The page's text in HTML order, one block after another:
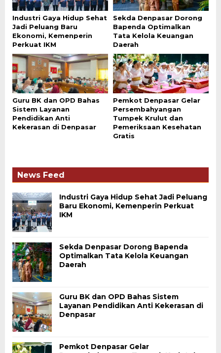
Industri Gaya Hidup Sehat
Jadi Peluang Baru
Ekonomi, Kemenperin
Perkuat IKM
Sekda Denpasar Dorong
Bapenda Optimalkan
Tata Kelola Keuangan
Daerah
Guru BK dan OPD Bahas
Sistem Layanan
Pendidikan Anti
Kekerasan di Denpasar
Pemkot Denpasar Gelar
Persembahyangan
Tumpek Krulut dan
Pemeriksaan Kesehatan
Gratis
News Feed
Industri Gaya Hidup Sehat Jadi Peluang
Baru Ekonomi, Kemenperin Perkuat
IKM
Sekda Denpasar Dorong Bapenda
Optimalkan Tata Kelola Keuangan
Daerah
Guru BK dan OPD Bahas Sistem
Layanan Pendidikan Anti Kekerasan di
Denpasar
Pemkot Denpasar Gelar